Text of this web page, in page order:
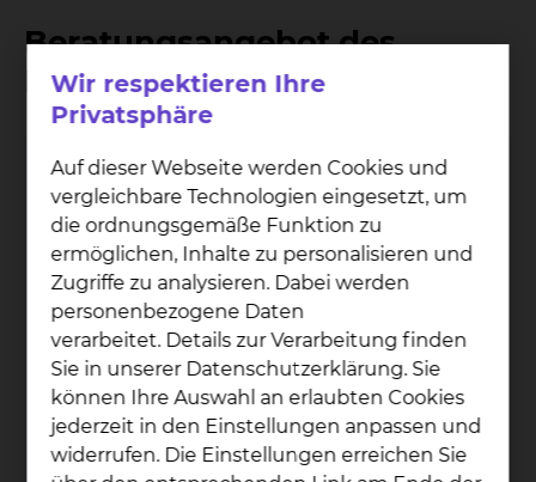
Beratungsangebot des
Klinischen Ethikkomitees
Kli­ni­sches Ethik­ko­mi­tee
Freisestraße 9/10, 38118 Braunschweig
Tel.:
+49 531 595 1199
Fax: +49 531 595 1322
Wir respektieren Ihre
Privatsphäre
Auf dieser Webseite werden Cookies und
vergleichbare Technologien eingesetzt, um
die ordnungsgemäße Funktion zu
ermöglichen, Inhalte zu personalisieren und
Zugriffe zu analysieren. Dabei werden
personenbezogene Daten
verarbeitet. Details zur Verarbeitung finden
Sie in unserer Datenschutzerklärung. Sie
können Ihre Auswahl an erlaubten Cookies
jederzeit in den Einstellungen anpassen und
widerrufen. Die Einstellungen erreichen Sie